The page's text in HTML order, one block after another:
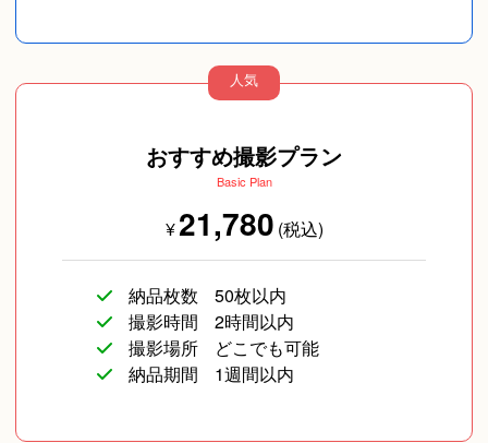
人気
おすすめ撮影プラン
Basic Plan
¥21,780 (税込)
納品枚数
50枚以内
撮影時間
2時間以内
撮影場所
どこでも可能
納品期間
1週間以内